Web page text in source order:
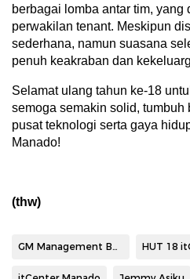
berbagai lomba antar tim,
perwakilan tenant. Meskipun
sederhana, namun suasana
penuh keakraban dan
Selamat ulang tahun ke-18
semoga semakin solid, tumbuh
pusat teknologi serta gaya
Manado!
(thw)
GM Management Building itCenter Victor Lasut